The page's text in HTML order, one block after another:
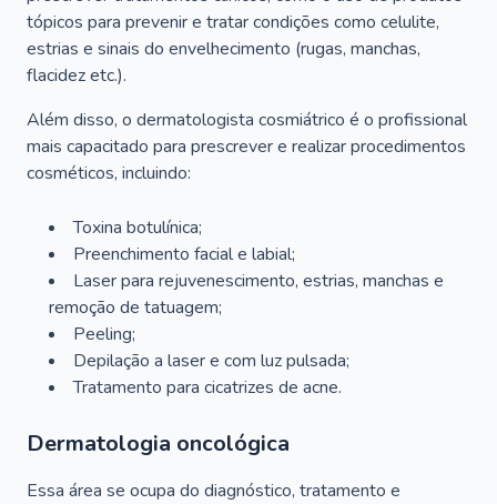
tópicos para prevenir e tratar condições como celulite,
estrias e sinais do envelhecimento (rugas, manchas,
flacidez etc.).
Além disso, o dermatologista cosmiátrico é o profissional
mais capacitado para prescrever e realizar procedimentos
cosméticos, incluindo:
Toxina botulínica;
Preenchimento facial e labial;
Laser para rejuvenescimento, estrias, manchas e
remoção de tatuagem;
Peeling;
Depilação a laser e com luz pulsada;
Tratamento para cicatrizes de acne.
Dermatologia oncológica
Essa área se ocupa do diagnóstico, tratamento e